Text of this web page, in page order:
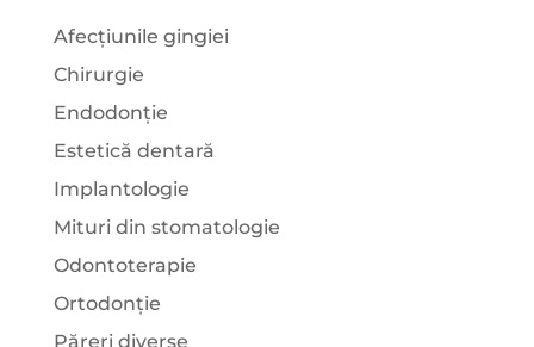
Afecțiunile gingiei
Chirurgie
Endodonție
Estetică dentară
Implantologie
Mituri din stomatologie
Odontoterapie
Ortodonție
Păreri diverse